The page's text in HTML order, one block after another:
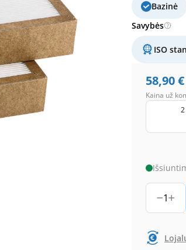
Bazinė
Savybės
ISO
58,90€
Kaina už
1